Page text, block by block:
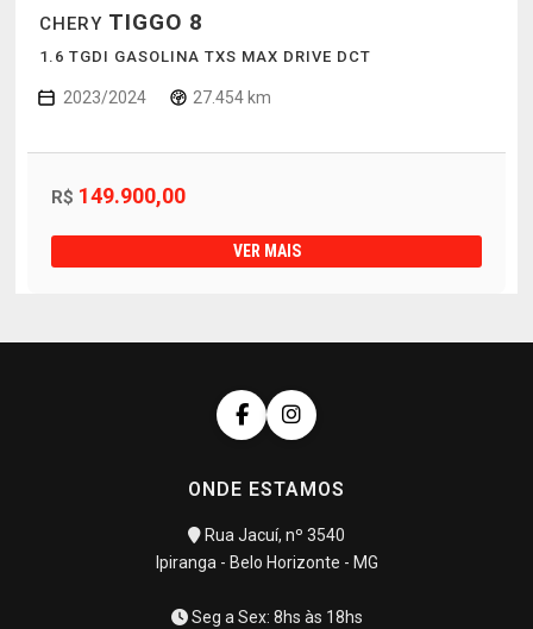
CHERY TIGGO 8
1.6 TGDI GASOLINA TXS MAX DRIVE DCT
2023/2024 27.454 km
R$ 149.900,00
VER MAIS
ONDE ESTAMOS
Rua Jacuí, nº 3540
Ipiranga - Belo Horizonte - MG
Seg a Sex: 8hs às 18hs